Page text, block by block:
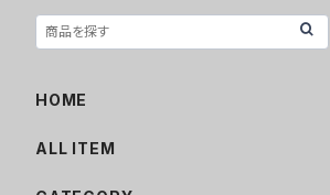
HOME
ALL ITEM